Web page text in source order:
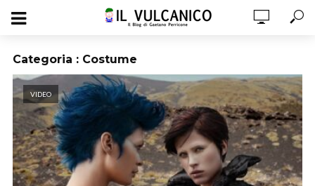
Categoria : Costume
VIDEO